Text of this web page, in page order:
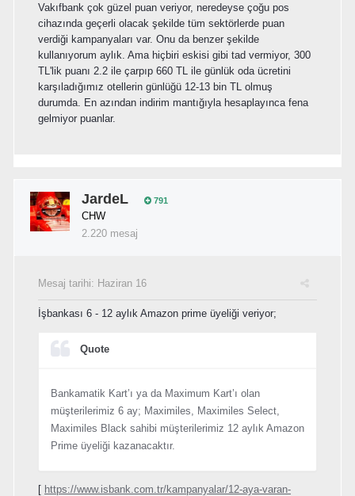
Vakıfbank çok güzel puan veriyor, neredeyse çoğu pos
cihazında geçerli olacak şekilde tüm sektörlerde puan
verdiği kampanyaları var. Onu da benzer şekilde
kullanıyorum aylık. Ama hiçbiri eskisi gibi tad vermiyor, 300
TL'lik puanı 2.2 ile çarpıp 660 TL ile günlük oda ücretini
karşıladığımız otellerin günlüğü 12-13 bin TL olmuş
durumda. En azından indirim mantığıyla hesaplayınca fena
gelmiyor puanlar.
JardeL 791
CHW
2.220 mesaj
Mesaj tarihi: Haziran 16
İşbankası 6 - 12 aylık Amazon prime üyeliği veriyor;
Quote
Bankamatik Kart’ı ya da Maximum Kart’ı olan
müşterilerimiz 6 ay; Maximiles, Maximiles Select,
Maximiles Black sahibi müşterilerimiz 12 aylık Amazon
Prime üyeliği kazanacaktır.
[ https://www.isbank.com.tr/kampanyalar/12-aya-varan-